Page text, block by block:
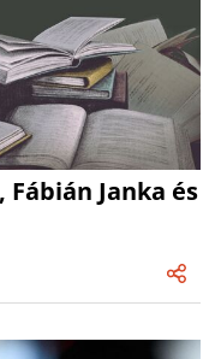
Janka és